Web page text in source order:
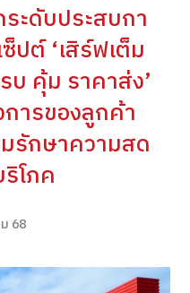
ะดับประสบกา
ต์ ‘เสิร์ฟเต็ม
บ คุ้ม ราคาส่ง’
ารของลูกค้า
รักษาความสด
โภค
68